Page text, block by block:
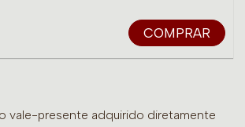
COMPRAR
vale-presente adquirido diretamente